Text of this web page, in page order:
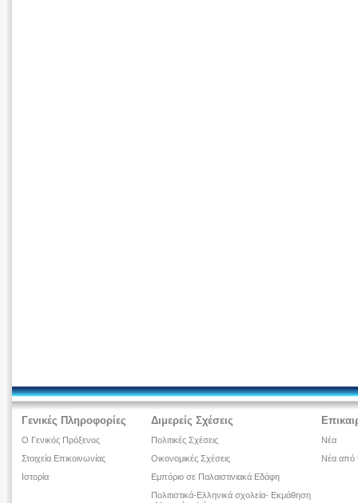
Γενικές Πληροφορίες
Ο Γενικός Πρόξενος
Στοιχεία Επικοινωνίας
Ιστορία
Διμερείς Σχέσεις
Πολιτικές Σχέσεις
Οικονομικές Σχέσεις
Εμπόριο σε Παλαιστινιακά Εδάφη
Πολιτιστικά-Ελληνικά σχολεία- Εκμάθηση
Νέα
Νέα από